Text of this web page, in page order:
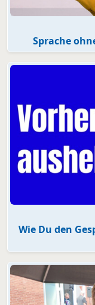
Sprache
Wie Du den